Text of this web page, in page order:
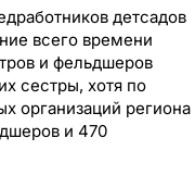
детсадов
всего времени
и фельдшеров
сестры, хотя по
организаций региона
и 470